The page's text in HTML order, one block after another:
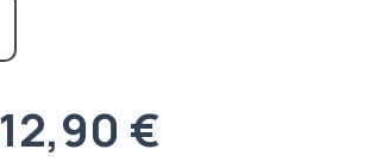
12,90 €